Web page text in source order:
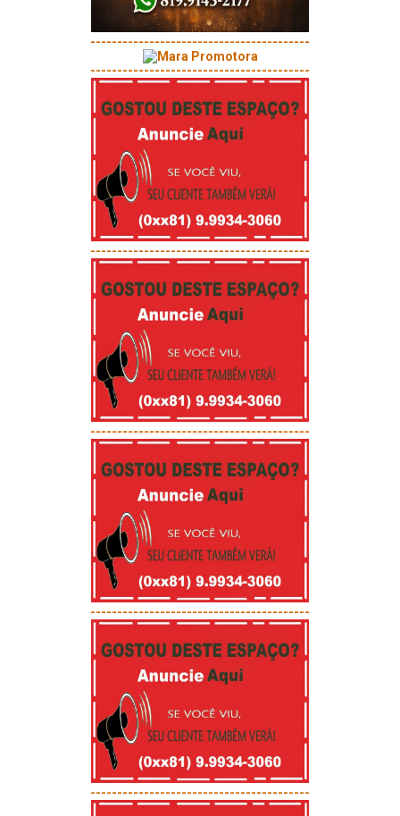
-----------------------------------------
-----------------------------------------
-----------------------------------------
-----------------------------------------
-----------------------------------------
-----------------------------------------